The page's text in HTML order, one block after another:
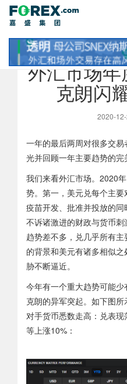
外汇市场
克朗闪
2020-
一年的最后两周对很多交
光并回顾一年主要趋势的完
我们来看外汇市场。2020
势。第一，美元兑每个主
疫苗开发、批准并投放的
不诉诸激进的财政与货币
趋势差不多，兑几乎所有
的背景和美元有诸多相似
胁不断逼近。
今年有一个重大趋势可能
克朗的异军突起。如下图
对手货币悉数走高：兑表
等上涨10%：